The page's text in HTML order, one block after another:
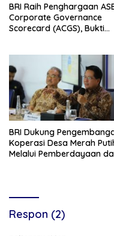
BRI Raih Penghargaan
Corporate Governance
Scorecard (ACGS), Bukti
BRI Dukung
Koperasi Desa Merah
Melalui Pemberdayaan
Respon (2)